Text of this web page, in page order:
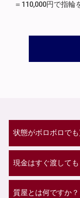
＝110,000円で指輪
状態がボロボロで
現金はすぐ渡して
質屋とは何ですか？